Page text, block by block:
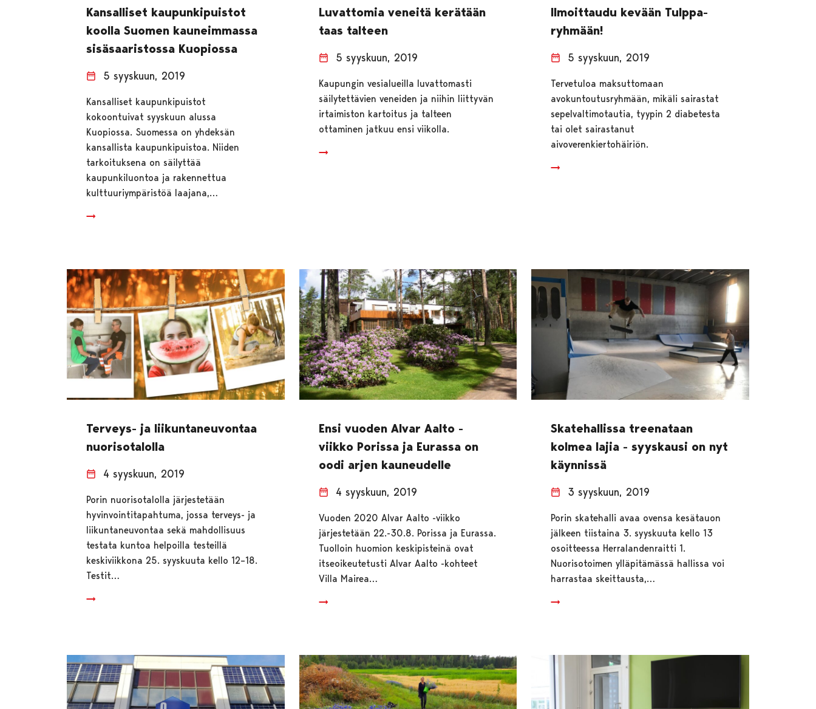
Kansalliset kaupunkipuistot
koolla Suomen kauneimmassa
sisäsaaristossa Kuopiossa
5 syyskuun, 2019
Kansalliset kaupunkipuistot
kokoontuivat syyskuun alussa
Kuopiossa. Suomessa on yhdeksän
kansallista kaupunkipuistoa. Niiden
tarkoituksena on säilyttää
kaupunkiluontoa ja rakennettua
kulttuuriympäristöä laajana,…
Luvattomia veneitä kerätään
taas talteen
5 syyskuun, 2019
Kaupungin vesialueilla luvattomasti
säilytettävien veneiden ja niihin liittyvän
irtaimiston kartoitus ja talteen
ottaminen jatkuu ensi viikolla.
Ilmoittaudu kevään Tulppa-
ryhmään!
5 syyskuun, 2019
Tervetuloa maksuttomaan
avokuntoutusryhmään, mikäli sairastat
sepelvaltimotautia, tyypin 2 diabetesta
tai olet sairastanut
aivoverenkiertohäiriön.
Terveys- ja liikuntaneuvontaa
nuorisotalolla
4 syyskuun, 2019
Porin nuorisotalolla järjestetään
hyvinvointitapahtuma, jossa terveys- ja
liikuntaneuvontaa sekä mahdollisuus
testata kuntoa helpoilla testeillä
keskiviikkona 25. syyskuuta kello 12–18.
Testit…
Ensi vuoden Alvar Aalto -
viikko Porissa ja Eurassa on
oodi arjen kauneudelle
4 syyskuun, 2019
Vuoden 2020 Alvar Aalto -viikko
järjestetään 22.-30.8. Porissa ja Eurassa.
Tuolloin huomion keskipisteinä ovat
itseoikeutetusti Alvar Aalto -kohteet
Villa Mairea…
Skatehallissa treenataan
kolmea lajia - syyskausi on nyt
käynnissä
3 syyskuun, 2019
Porin skatehalli avaa ovensa kesätauon
jälkeen tiistaina 3. syyskuuta kello 13
osoitteessa Herralandenraitti 1.
Nuorisotoimen ylläpitämässä hallissa voi
harrastaa skeittausta,…